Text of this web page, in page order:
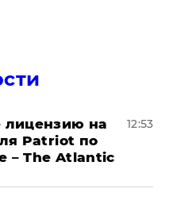
на
Patriot по
– The Atlantic
12:53